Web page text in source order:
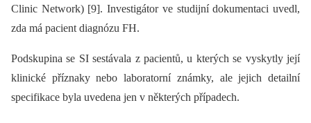
Clinic Network) [9]. Investigátor ve studijní dokumentaci uvedl,
zda má pacient diagnózu FH.
Podskupina se SI sestávala z pacientů, u kterých se vyskytly její
klinické příznaky nebo laboratorní známky, ale jejich detailní
specifikace byla uvedena jen v některých případech.